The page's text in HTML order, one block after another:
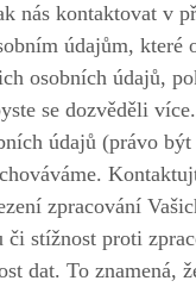
nás kontaktovat v
údajům, které
osobních údajů,
se dozvěděli více.
údajů (právo
zpracování
či stížnost proti
dat. To znamená,